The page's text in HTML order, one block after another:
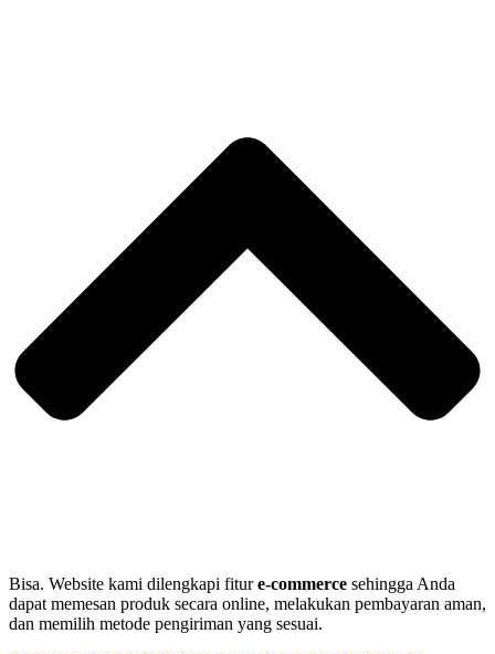
Bisa. Website kami dilengkapi fiture-commerce sehingga Anda
dapat memesan produk secara online, melakukan pembayaran aman,
dan memilih metode pengiriman yang sesuai.